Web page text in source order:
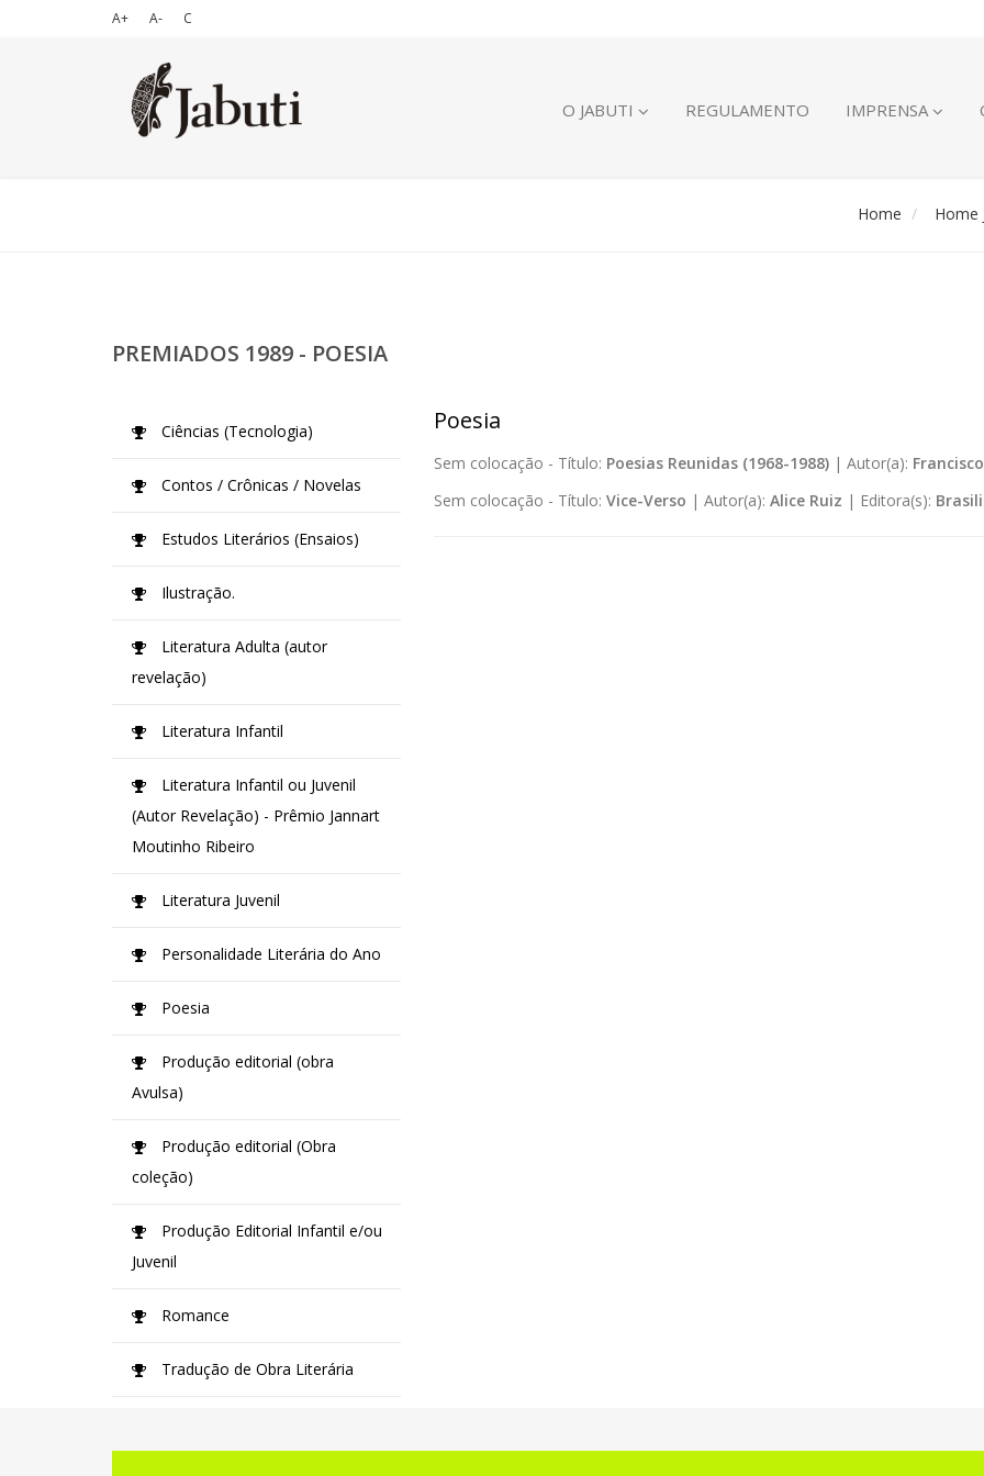
A+ A- C
O JABUTI REGULAMENTO IMPRENSA
Home Home
PREMIADOS 1989 - POESIA
Poesia
Sem colocação - Título: Poesias Reunidas (1968-1988)| Autor(a):
Sem colocação - Título: Vice-Verso | Autor(a): Alice Ruiz | Editora(s):
Ciências (Tecnologia)
Contos / Crônicas / Novelas
Estudos Literários (Ensaios)
Ilustração.
Literatura Adulta (autor
revelação)
Literatura Infantil
Literatura Infantil ou Juvenil
(Autor Revelação) - Prêmio Jannart
Moutinho Ribeiro
Literatura Juvenil
Personalidade Literária do Ano
Poesia
Produção editorial (obra
Avulsa)
Produção editorial (Obra
coleção)
Produção Editorial Infantil e/ou
Juvenil
Romance
Tradução de Obra Literária